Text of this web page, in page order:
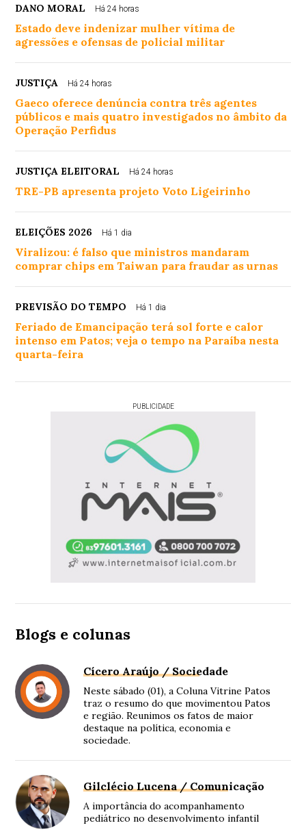
DANO MORAL Há 24 horas
Estado deve indenizar mulher vítima de
agressões e ofensas de policial militar
JUSTIÇA Há 24 horas
Gaeco oferece denúncia contra três agentes
públicos e mais quatro investigados no âmbito da
Operação Perfidus
JUSTIÇA ELEITORAL Há 24 horas
TRE-PB apresenta projeto Voto Ligeirinho
ELEIÇÕES 2026 Há 1 dia
Viralizou: é falso que ministros mandaram
comprar chips em Taiwan para fraudar as urnas
PREVISÃO DO TEMPO Há 1 dia
Feriado de Emancipação terá sol forte e calor
intenso em Patos; veja o tempo na Paraíba nesta
quarta-feira
PUBLICIDADE
Blogs e colunas
Cícero Araújo / Sociedade
Neste sábado (01), a Coluna Vitrine Patos
traz o resumo do que movimentou Patos
e região. Reunimos os fatos de maior
destaque na política, economia e
sociedade.
Gilclécio Lucena / Comunicação
A importância do acompanhamento
pediátrico no desenvolvimento infantil